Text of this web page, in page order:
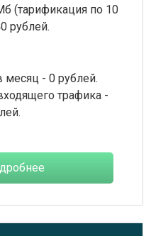
(тарификация по 10
рублей.
месяц - 0 рублей.
трафика -